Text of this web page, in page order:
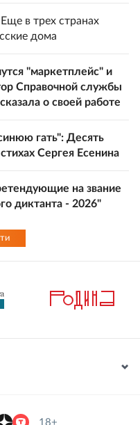
в трех странах
дома
"маркетплейс" и
Справочной службы
о своей работе
гать": Десять
Сергея Есенина
на звание
диктанта - 2026"
18+